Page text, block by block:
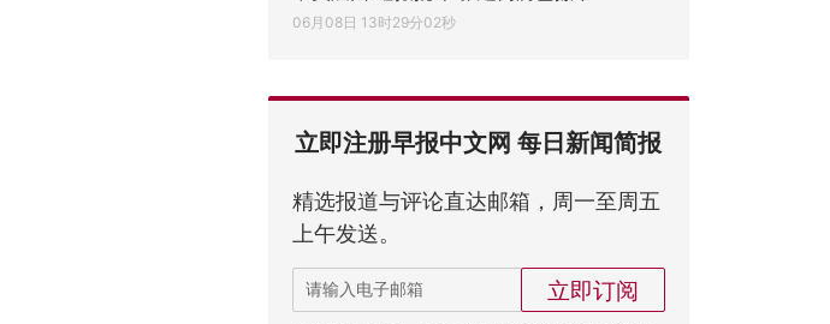
06月08日 13时29分02秒
立即注册早报中文网 每日新闻简报
精选报道与评论直达邮箱，周一至周五
上午发送。
立即订阅